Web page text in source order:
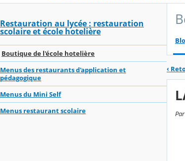
Restauration au lycée : restauration
scolaire et école hotelière
Boutique de l'école hotelière
Menus des restaurants d'application et
pédagogique
Menus du Mini Self
Menus restaurant scolaire
‹